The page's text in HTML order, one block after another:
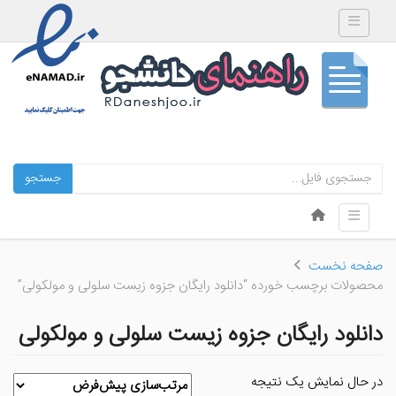
Toggle navigation
جستجو
Menu
Skip to content
Toggle navigation
صفحه نخست
محصولات برچسب خورده “دانلود رایگان جزوه زیست سلولی و مولکولی”
دانلود رایگان جزوه زیست سلولی و مولکولی
در حال نمایش یک نتیجه